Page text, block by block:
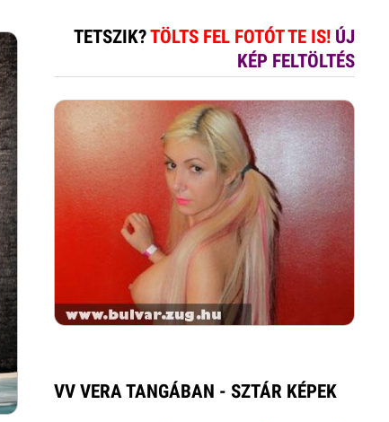
TETSZIK?TÖLTS FEL FOTÓT TE IS! ÚJ
KÉP FELTÖLTÉS
VV VERA TANGÁBAN - SZTÁR KÉPEK